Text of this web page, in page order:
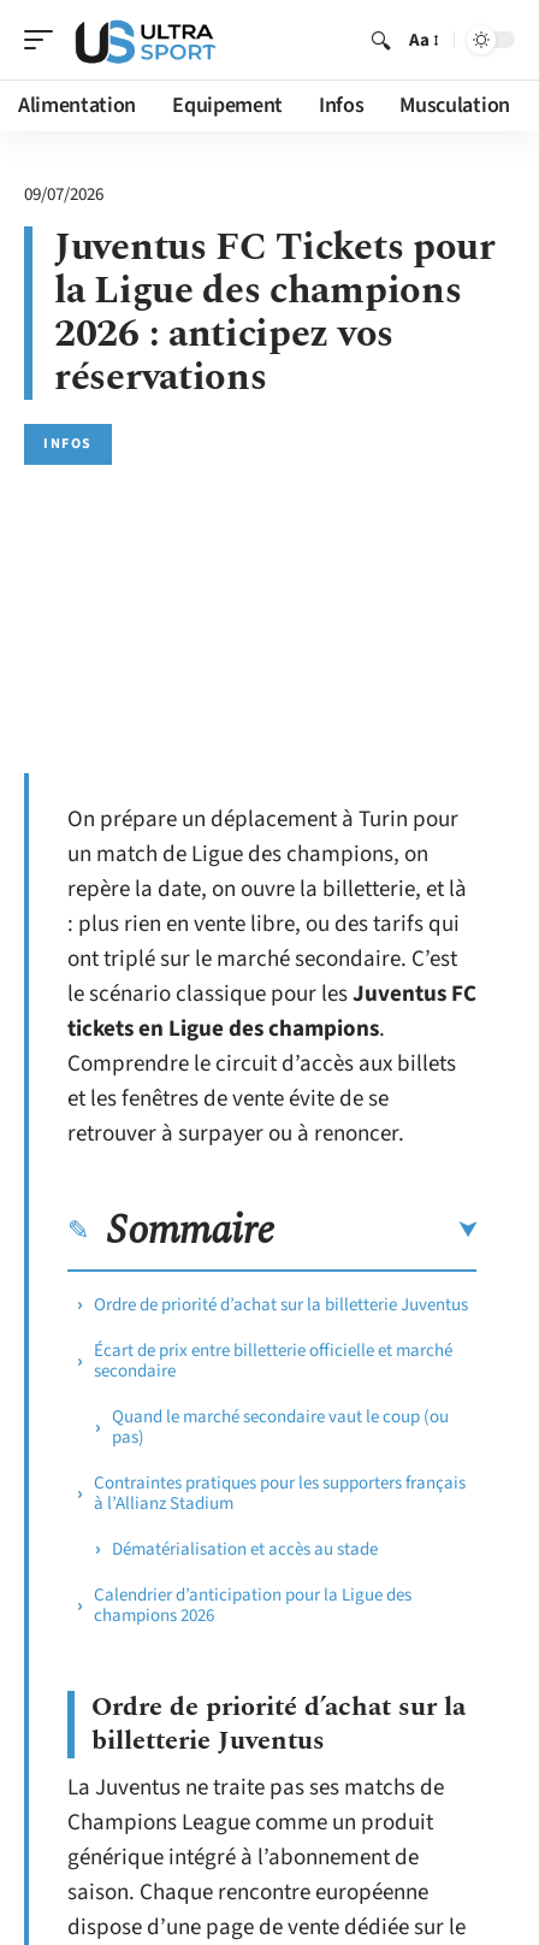
Aa
Alimentation Equipement Infos Musculation
09/07/2026
Juventus FC Tickets pour
la Ligue des champions
2026 : anticipez vos
réservations
INFOS
On prépare un déplacement à Turin pour
un match de Ligue des champions, on
repère la date, on ouvre la billetterie, et là
: plus rien en vente libre, ou des tarifs qui
ont triplé sur le marché secondaire. C’est
le scénario classique pour lesJuventus FC
tickets en Ligue des champions.
Comprendre le circuit d’accès aux billets
et les fenêtres de vente évite de se
retrouver à surpayer ou à renoncer.
Sommaire
Ordre de priorité d’achat sur la billetterie Juventus
Écart de prix entre billetterie officielle et marché
secondaire
Quand le marché secondaire vaut le coup (ou
pas)
Contraintes pratiques pour les supporters français
à l’Allianz Stadium
Dématérialisation et accès au stade
Calendrier d’anticipation pour la Ligue des
champions 2026
Ordre de priorité d’achat sur la
billetterie Juventus
La Juventus ne traite pas ses matchs de
Champions League comme un produit
générique intégré à l’abonnement de
saison. Chaque rencontre européenne
dispose d’une page de vente dédiée sur le